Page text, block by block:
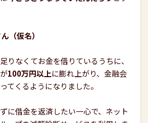
（仮名）
りなくてお金を借りているうちに、
100万円以上に膨れ上がり、金融会
てくるようになりました。
に借金を返済したい一心で、ネット